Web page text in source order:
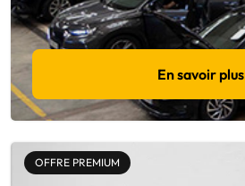
En savoir plus
OFFRE PREMIUM